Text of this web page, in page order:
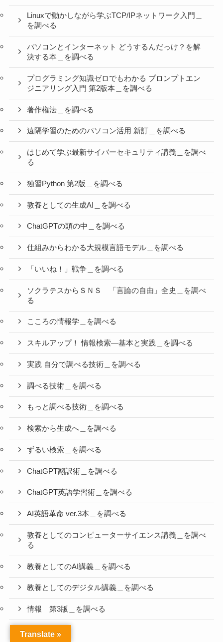
Linuxで動かしながら学ぶTCP/IPネットワーク入門＿
を調べる
パソコンとインターネット どうするんだっけ？を解
決する本＿を調べる
プログラミング知識ゼロでもわかる プロンプトエン
ジニアリング入門 第2版本＿を調べる
著作権法＿を調べる
遠隔学習のためのパソコン活用 新訂＿を調べる
はじめて学ぶ最新サイバーセキュリティ講義＿を調べ
る
独習Python 第2版＿を調べる
教養としての生成AI＿を調べる
ChatGPTの頭の中＿を調べる
仕組みからわかる大規模言語モデル＿を調べる
「いいね！」戦争＿を調べる
ソクラテスからＳＮＳ 「言論の自由」全史＿を調べ
る
こころの情報学＿を調べる
スキルアップ！ 情報検索―基本と実践＿を調べる
実践 自分で調べる技術＿を調べる
調べる技術＿を調べる
もっと調べる技術＿を調べる
検索から生成へ＿を調べる
ずるい検索＿を調べる
ChatGPT翻訳術＿を調べる
ChatGPT英語学習術＿を調べる
AI英語革命 ver.3本＿を調べる
教養としてのコンピューターサイエンス講義＿を調べ
る
教養としてのAI講義＿を調べる
教養としてのデジタル講義＿を調べる
情報 第3版＿を調べる
Translate »